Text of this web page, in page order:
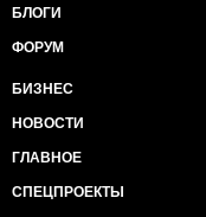
БЛОГИ
ФОРУМ
БИЗНЕС
НОВОСТИ
ГЛАВНОЕ
СПЕЦПРОЕКТЫ